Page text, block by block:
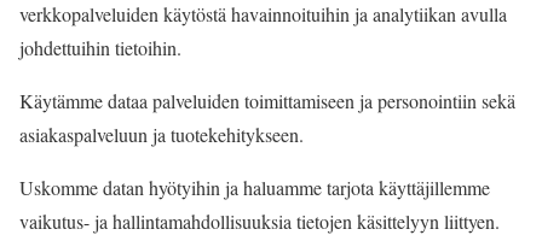
verkkopalveluiden käytöstä havainnoituihin ja analytiikan avulla
johdettuihin tietoihin.
Käytämme dataa palveluiden toimittamiseen ja personointiin sekä
asiakaspalveluun ja tuotekehitykseen.
Uskomme datan hyötyihin ja haluamme tarjota käyttäjillemme
vaikutus- ja hallintamahdollisuuksia tietojen käsittelyyn liittyen.